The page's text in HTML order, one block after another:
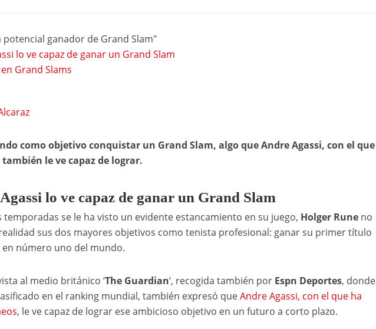
potencial ganador de Grand Slam"
lo ve capaz de ganar un Grand Slam
Grand Slams
como objetivo conquistar un Grand Slam, algo que Andre Agassi, con el que
le ve capaz de lograr.
lo ve capaz de ganar un Grand Slam
temporadas se le ha visto un evidente estancamiento en su juego, Holger Runeno
sus dos mayores objetivos como tenista profesional: ganar su primer título
número uno del mundo.
al medio británico ‘The Guardian‘, recogida también por Espn Deportes, donde
en el ranking mundial, también expresó queAndre Agassi, con el que ha
, le ve capaz de lograr ese ambicioso objetivo en un futuro a corto plazo.